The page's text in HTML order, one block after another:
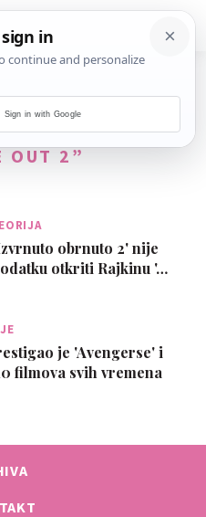
ZA TAG
OUT 2”
obrnuto 2' nije
otkriti Rajkinu '…
je 'Avengerse' i
filmova svih vremena
Sign in with Google